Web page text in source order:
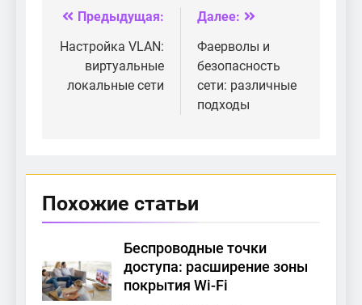
Навигация
по
записям
Предыдущая:
Настройка VLAN:
виртуальные
локальные сети
Далее:
Фаерволы и
безопасность
сети: различные
подходы
Похожие статьи
Беспроводные точки
доступа: расширение зоны
покрытия Wi-Fi